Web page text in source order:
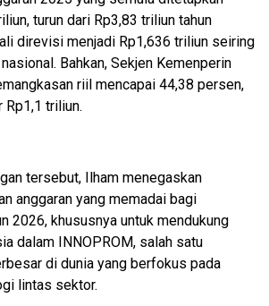
turun dari Rp3,83 triliun tahun
direvisi menjadi Rp1,636 triliun seiring
Bahkan, Sekjen Kemenperin
riil mencapai 44,38 persen,
triliun.
tersebut, Ilham menegaskan
anggaran yang memadai bagi
2026, khususnya untuk mendukung
dalam INNOPROM, salah satu
di dunia yang berfokus pada
lintas sektor.